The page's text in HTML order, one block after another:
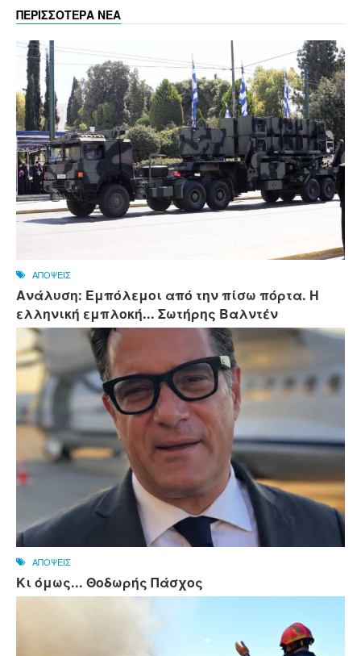
ΠΕΡΙΣΣΟΤΕΡΑ ΝΕΑ
ΑΠΟΨΕΙΣ
Ανάλυση: Εμπόλεμοι από την πίσω πόρτα. Η
ελληνική εμπλοκή... Σωτήρης Βαλντέν
ΑΠΟΨΕΙΣ
Κι όμως... Θοδωρής Πάσχος